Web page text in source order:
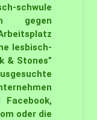
schwule
gegen
lesbisch-
& Stones”
oder die